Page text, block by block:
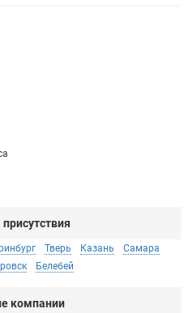
Тверь Казань
Самара
Белебей
компании